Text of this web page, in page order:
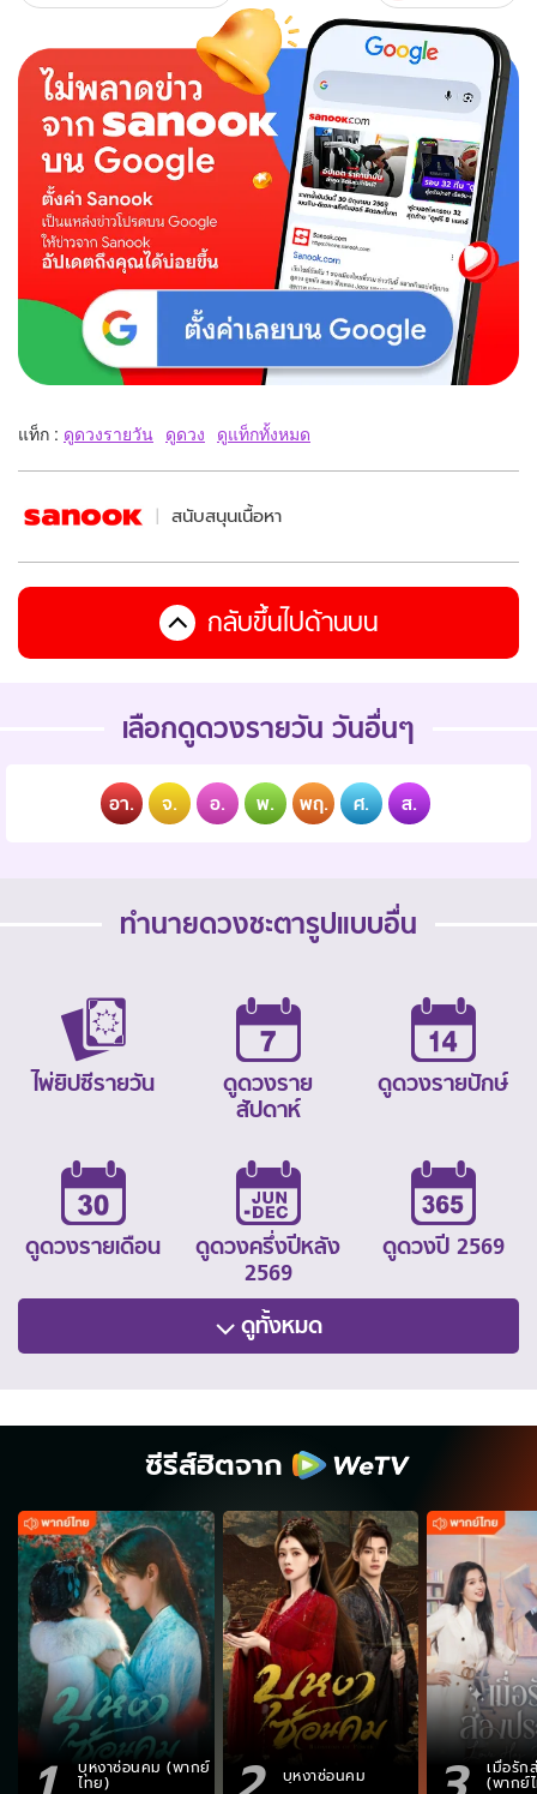
แท็ก : ดูดวงรายวัน ดูดวง ดูแท็กทั้งหมด
สนับสนุนเนื้อหา
กลับขึ้นไปด้านบน
เลือกดูดวงรายวัน วันอื่นๆ
อา. จ. อ. พ. พฤ. ศ. ส.
ทำนายดวงชะตารูปแบบอื่น
ไพ่ยิปซีรายวัน
ดูดวงราย
สัปดาห์
ดูดวงรายปักษ์
ดูดวงรายเดือน
ดูดวงครึ่งปีหลัง
2569
ดูดวงปี 2569
ดูทั้งหมด
ซีรีส์ฮิตจาก
บุหงาซ่อนคม (พากย์
ไทย) บุหงาซ่อนคม เมื่อรัก
(พากย์